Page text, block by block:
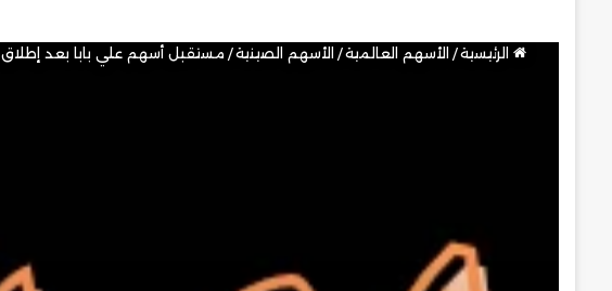
الرئيسية/ الأسهم العالمية/ الأسهم الصينية/ مستقبل أسهم علي بابا بعد إطلاق 100 نموذج للذكاء الاصطناعي